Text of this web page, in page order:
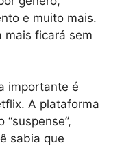
e muito mais.
mais ficará sem
importante é
A plataforma
sabia que